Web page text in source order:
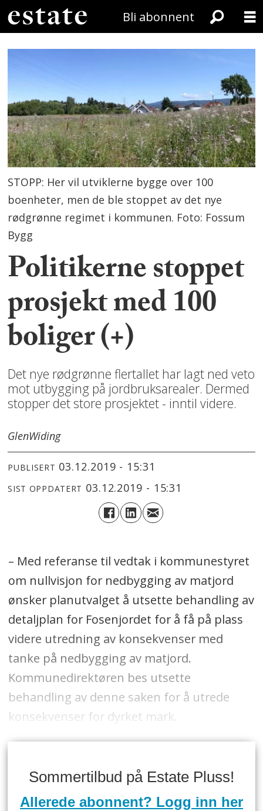
Bli abonnent
STOPP: Her vil utviklerne bygge over 100
boenheter, men de ble stoppet av det nye
rødgrønne regimet i kommunen. Foto: Fossum
Bygg
Politikerne stoppet
prosjekt med 100
boliger (+)
Det nye rødgrønne flertallet har lagt ned veto
mot utbygging på jordbruksarealer. Dermed
stopper det store prosjektet - inntil videre.
GlenWiding
PUBLISERT 03.12.2019 - 15:31
SIST OPPDATERT 03.12.2019 - 15:31
– Med referanse til vedtak i kommunestyret
om nullvisjon for nedbygging av matjord
ønsker planutvalget å utsette behandling av
detaljplan for Fosenjordet for å få på plass
videre utredning av konsekvenser med
tanke på nedbygging av matjord.
Kommunedirektøren bes utsette
behandling av denne saken for å utrede
konsekvenser for dyrket mark.
Sommertilbud på Estate Pluss!
Allerede abonnent? Logg inn her